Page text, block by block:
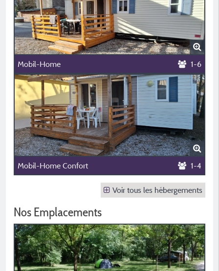
Mobil-Home 1-6
Mobil-Home Confort 1-4
Voir tous les hébergements
Nos Emplacements